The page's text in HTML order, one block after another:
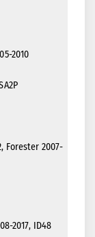
2010
Forester 2007-
2017, ID48